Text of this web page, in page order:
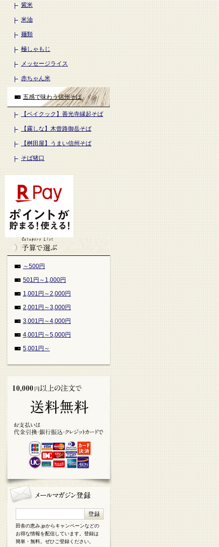
紫米
米油
麺類
極しゃもじ
メッセージライス
赤ちゃん米
五感で味わう信州そば
【ベイクック】善光寺縁起そば
【霧しな】木曾路御岳そば
【桝田屋】うまい信州そば
そば猪口
～500円
501円～1,000円
1,001円～2,000円
2,001円～3,000円
3,001円～4,000円
4,001円～5,000円
5,001円～
田舎の恵み.jpからキャンペーンなどの
お得な情報を配信しています。登録は
簡単・無料。ぜひご登録ください。